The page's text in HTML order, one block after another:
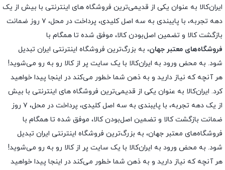
ایران‌کالا به عنوان یکی از قدیمی‌ترین فروشگاه های اینترنتی با بیش از یک
دهه تجربه، با پایبندی به سه اصل کلیدی، پرداخت در محل، ۷ روز ضمانت
بازگشت کالا و تضمین اصل‌بودن کالا، موفق شده تا همگام با
فروشگاه‌های معتبر جهان، به بزرگ‌ترین فروشگاه اینترنتی ایران تبدیل
شود. به محض ورود به ایران‌کالا با یک سایت پر از کالا رو به رو می‌شوید!
هر آنچه که نیاز دارید و به ذهن شما خطور می‌کند در اینجا پیدا خواهید
کرد. ایران‌کالا به عنوان یکی از قدیمی‌ترین فروشگاه های اینترنتی با بیش
از یک دهه تجربه، با پایبندی به سه اصل کلیدی، پرداخت در محل، ۷ روز
ضمانت بازگشت کالا و تضمین اصل‌بودن کالا، موفق شده تا همگام با
فروشگاه‌های معتبر جهان، به بزرگ‌ترین فروشگاه اینترنتی ایران تبدیل
شود. به محض ورود به ایران‌کالا با یک سایت پر از کالا رو به رو می‌شوید!
هر آنچه که نیاز دارید و به ذهن شما خطور می‌کند در اینجا پیدا خواهید